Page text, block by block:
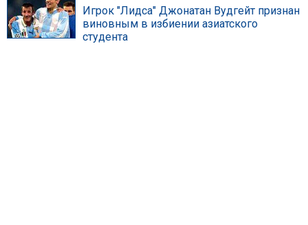
Игрок "Лидса" Джонатан Вудгейт признан
виновным в избиении азиатского
студента